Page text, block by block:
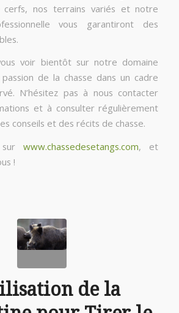
cerfs, nos terrains variés et notre
vous garantiront des
voir bientôt sur notre domaine
de la chasse dans un cadre
N’hésitez pas à nous contacter
et à consulter régulièrement
conseils et des récits de chasse.
surwww.chassedesetangs.com, et
!
de la